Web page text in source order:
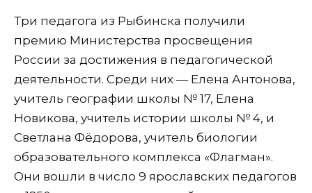
Три педагога из Рыбинска получили
премию Министерства просвещения
России за достижения в педагогической
деятельности. Среди них — Елена Антонова,
учитель географии школы № 17, Елена
Новикова, учитель истории школы № 4, и
Светлана Фёдорова, учитель биологии
образовательного комплекса «Флагман».
Они вошли в число 9 ярославских педагогов